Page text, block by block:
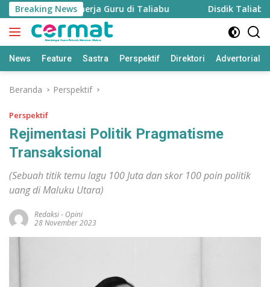
Langsung
ke
konten
Breaking News
Pantau Kinerja Guru di Taliabu Disdik Taliabu
News Feature Sastra Perspektif Direktori Advertorial
Beranda Perspektif
Perspektif
Rejimentasi Politik Pragmatisme
Transaksional
(Sebuah titik temu lagu 100 Juta dan skor 100 poin politik
uang di Maluku Utara)
Redaksi- Opini
28 November 2023